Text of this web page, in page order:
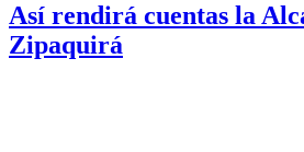
Así rendirá cuentas la
Zipaquirá